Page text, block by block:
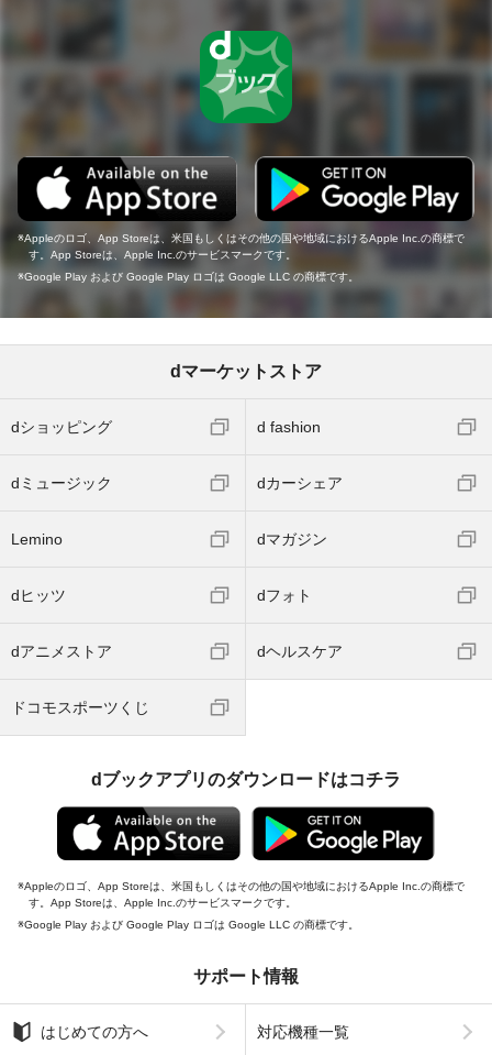
Appleのロゴ、App Storeは、米国もしくはその他の国や地域におけるApple Inc.の商標で
す。App Storeは、Apple Inc.のサービスマークです。
Google Play および Google Play ロゴは Google LLC の商標です。
dマーケットストア
dショッピング d fashion
dミュージック dカーシェア
Lemino dマガジン
dヒッツ dフォト
dアニメストア dヘルスケア
ドコモスポーツくじ
dブックアプリのダウンロードはコチラ
Appleのロゴ、App Storeは、米国もしくはその他の国や地域におけるApple Inc.の商標で
す。App Storeは、Apple Inc.のサービスマークです。
Google Play および Google Play ロゴは Google LLC の商標です。
サポート情報
はじめての方へ 対応機種一覧